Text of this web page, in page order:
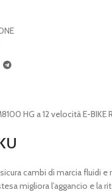
HG a 12 velocità E-BIKE
cambi di marcia fluidi
migliora l’aggancio e la